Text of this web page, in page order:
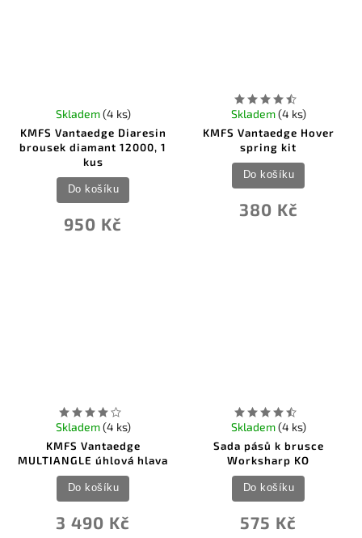
KMFS Vantaedge Diaresin
brousek diamant 12000, 1
kus
Skladem(4 ks)
950 Kč
Do košíku
KMFS Vantaedge Hover
spring kit
Skladem(4 ks)
380 Kč
Do košíku
KMFS Vantaedge
MULTIANGLE úhlová hlava
Skladem(4 ks)
3 490 Kč
Do košíku
Sada pásů k brusce
Worksharp KO
Skladem(4 ks)
575 Kč
Do košíku